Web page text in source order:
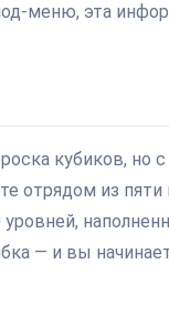
меню, эта
кубиков, но
отрядом из
— и вы